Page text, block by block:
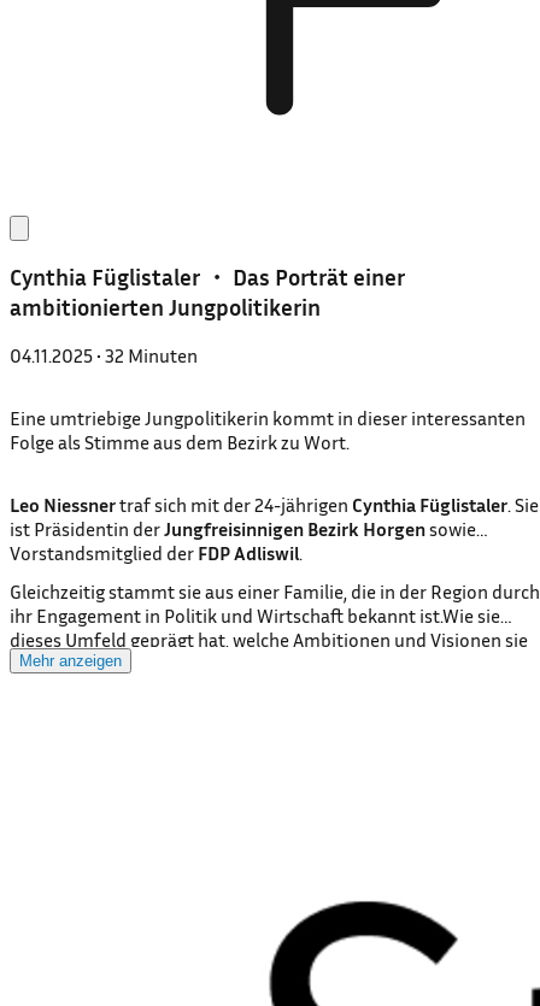
Cynthia Füglistaler ・ Das Porträt einer
ambitionierten Jungpolitikerin
04.11.2025 • 32 Minuten
Eine umtriebige Jungpolitikerin kommt in dieser interessanten
Folge als Stimme aus dem Bezirk zu Wort.
Leo Niessnertraf sich mit der 24-jährigen Cynthia Füglistaler. Sie
ist Präsidentin derJungfreisinnigen Bezirk Horgensowie
Vorstandsmitglied der FDP Adliswil.
Gleichzeitig stammt sie aus einer Familie, die in der Region durch
ihr Engagement in Politik und Wirtschaft bekannt ist.Wie sie
dieses Umfeld geprägt hat, welche Ambitionen und Visionen sie
verfolgt und wie es sich anfühlt, mit dem eigenen Bruder im
Mehr anzeigen